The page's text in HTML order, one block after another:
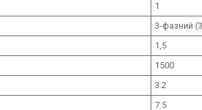
1
3-фазний
1,5
1500
3.2
7.5